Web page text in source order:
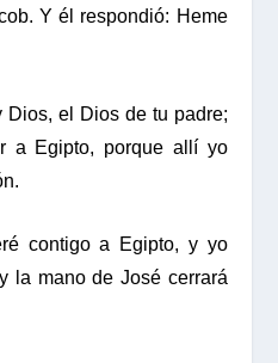
Y él respondió: Heme
Dios, el Dios de tu padre;
a Egipto, porque allí yo
contigo a Egipto, y yo
la mano de José cerrará